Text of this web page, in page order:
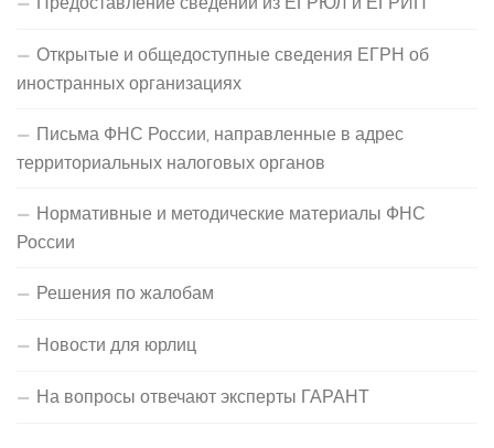
Открытые и общедоступные сведения ЕГРН об
иностранных организациях
Письма ФНС России, направленные в адрес
территориальных налоговых органов
Нормативные и методические материалы ФНС
России
Решения по жалобам
Новости для юрлиц
На вопросы отвечают эксперты ГАРАНТ